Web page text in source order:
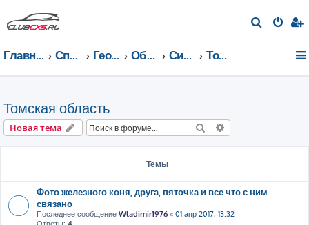
о
Главная страница Список форумов География Клуба CX-5 CLUB Общение по регионам Сибирский федеральный округ Томская область
Томская область
Новая тема Поиск
Темы
Фото железного коня, друга, пяточка и все что с ним
связано
Последнее сообщение Wladimir1976« 01 апр 2017, 13:32